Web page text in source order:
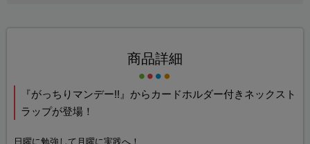
商品詳細
『がっちりマンデー!!』からカードホルダー付きネックスト
ラップが登場！
日曜に勉強して月曜に実践へ！